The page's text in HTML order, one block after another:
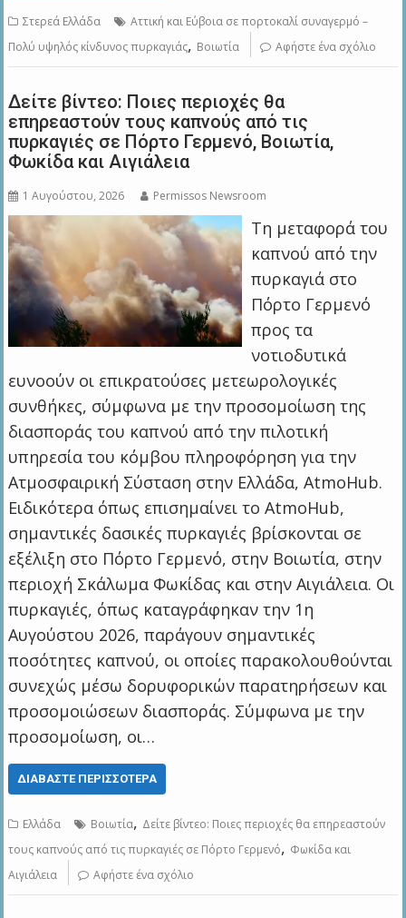
Στερεά Ελλάδα
Αττική και Εύβοια σε πορτοκαλί συναγερμό –
Πολύ υψηλός κίνδυνος πυρκαγιάς, Βοιωτία Αφήστε ένα σχόλιο
Δείτε βίντεο: Ποιες περιοχές θα
επηρεαστούν τους καπνούς από τις
πυρκαγιές σε Πόρτο Γερμενό, Βοιωτία,
Φωκίδα και Αιγιάλεια
1 Αυγούστου, 2026 Permissos Newsroom
Τη μεταφορά του
καπνού από την
πυρκαγιά στο
Πόρτο Γερμενό
προς τα
νοτιοδυτικά
ευνοούν οι επικρατούσες μετεωρολογικές
συνθήκες, σύμφωνα με την προσομοίωση της
διασποράς του καπνού από την πιλοτική
υπηρεσία του κόμβου πληροφόρηση για την
Ατμοσφαιρική Σύσταση στην Ελλάδα, AtmoHub.
Ειδικότερα όπως επισημαίνει το AtmoHub,
σημαντικές δασικές πυρκαγιές βρίσκονται σε
εξέλιξη στο Πόρτο Γερμενό, στην Βοιωτία, στην
περιοχή Σκάλωμα Φωκίδας και στην Αιγιάλεια. Οι
πυρκαγιές, όπως καταγράφηκαν την 1η
Αυγούστου 2026, παράγουν σημαντικές
ποσότητες καπνού, οι οποίες παρακολουθούνται
συνεχώς μέσω δορυφορικών παρατηρήσεων και
προσομοιώσεων διασποράς. Σύμφωνα με την
προσομοίωση, οι…
ΔΙΑΒΆΣΤΕ ΠΕΡΙΣΣΌΤΕΡΑ
Ελλάδα Βοιωτία, Δείτε βίντεο: Ποιες περιοχές θα επηρεαστούν
τους καπνούς από τις πυρκαγιές σε Πόρτο Γερμενό, Φωκίδα και
Αιγιάλεια
Αφήστε ένα σχόλιο